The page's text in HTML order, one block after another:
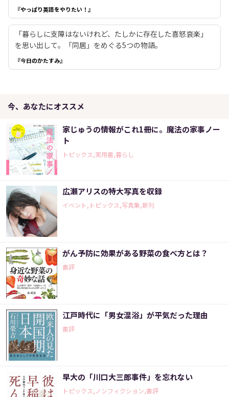
『やっぱり英語をやりたい！』
「暮らしに支障はないけれど、たしかに存在した喜怒哀楽」
を思い出して。「同居」をめぐる5つの物語。
『今日のかたすみ』
今、あなたにオススメ
家じゅうの情報がこれ1冊に。魔法の家事ノー
ト
トピックス,実用書,暮らし
広瀬アリスの特大写真を収録
イベント,トピックス,写真集,新刊
がん予防に効果がある野菜の食べ方とは？
書評
江戸時代に「男女混浴」が平気だった理由
書評
早大の「川口大三郎事件」を忘れない
トピックス,ノンフィクション,書評